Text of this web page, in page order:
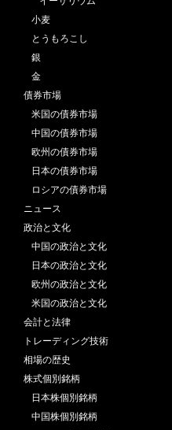
小麦
とうもろこし
銀
金
債券市場
米国の債券市場
中国の債券市場
欧州の債券市場
日本の債券市場
ロシアの債券市場
ニュース
政治と文化
中国の政治と文化
日本の政治と文化
欧州の政治と文化
米国の政治と文化
会計と法律
トレーディング技術
相場の歴史
株式個別銘柄
日本株個別銘柄
中国株個別銘柄